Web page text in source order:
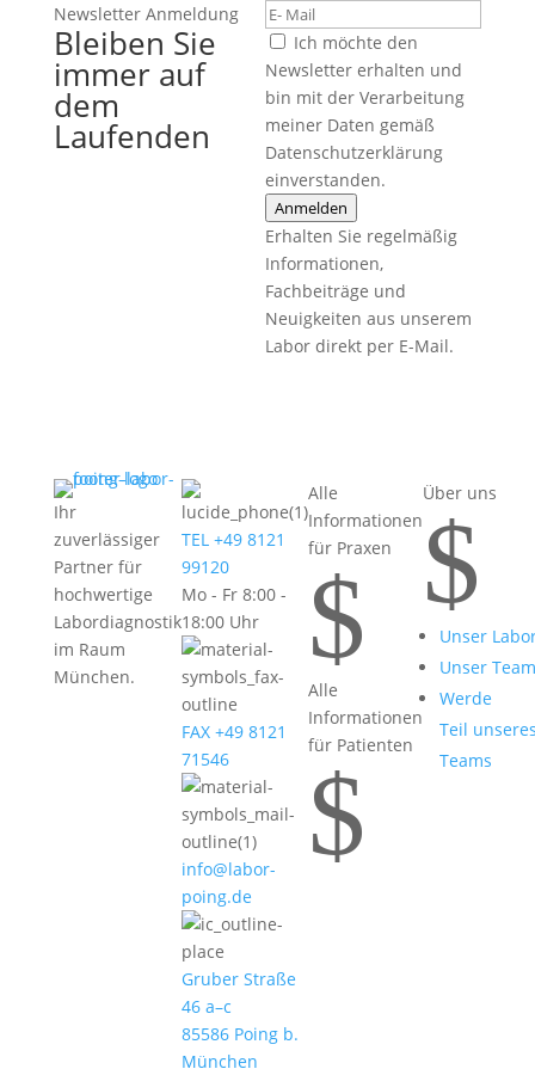
Newsletter Anmeldung
Bleiben Sie
immer auf
dem
Laufenden
Ich möchte den
Newsletter erhalten und
bin mit der Verarbeitung
meiner Daten gemäß
Datenschutzerklärung
einverstanden.
Anmelden
Erhalten Sie regelmäßig
Informationen,
Fachbeiträge und
Neuigkeiten aus unserem
Labor direkt per E-Mail.
Ihr
zuverlässiger
Partner für
hochwertige
Labordiagnostik
im Raum
München.
TEL +49 8121
99120
Mo - Fr 8:00 -
18:00 Uhr
FAX +49 8121
71546
info@labor-
poing.de
Gruber Straße
46 a–c
85586 Poing b.
München
Alle
Informationen
für Praxen
$
Alle
Informationen
für Patienten
$
Über uns
$
Unser
Unser Team
Werde
Teil
Teams